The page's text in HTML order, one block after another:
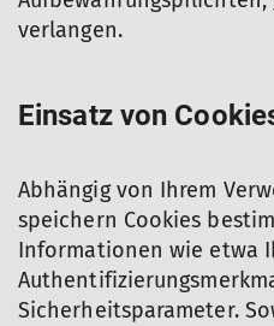
verlangen.
Einsatz von
Abhängig von Ihrem
speichern Cookies
Informationen wie etwa
Sicherheitsparameter.